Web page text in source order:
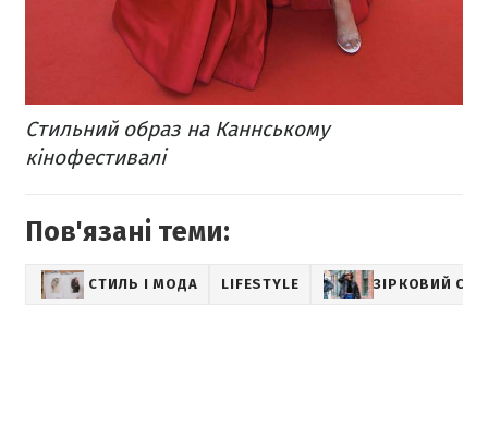
Стильний образ на Каннському
кінофестивалі
Пов'язані теми:
СТИЛЬ І МОДА LIFESTYLE ЗІРКОВИЙ